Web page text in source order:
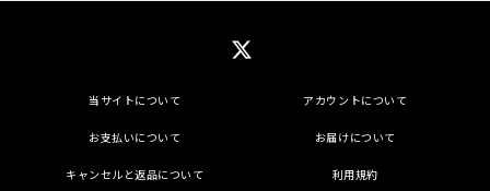
当サイトについて アカウントについて
お支払いについて お届けについて
キャンセルと返品について 利用規約